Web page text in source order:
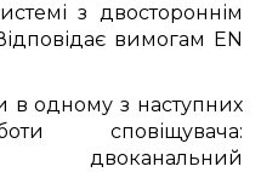
з двостороннім
вимогам EN
в одному з наступних
сповіщувача:
двоканальний